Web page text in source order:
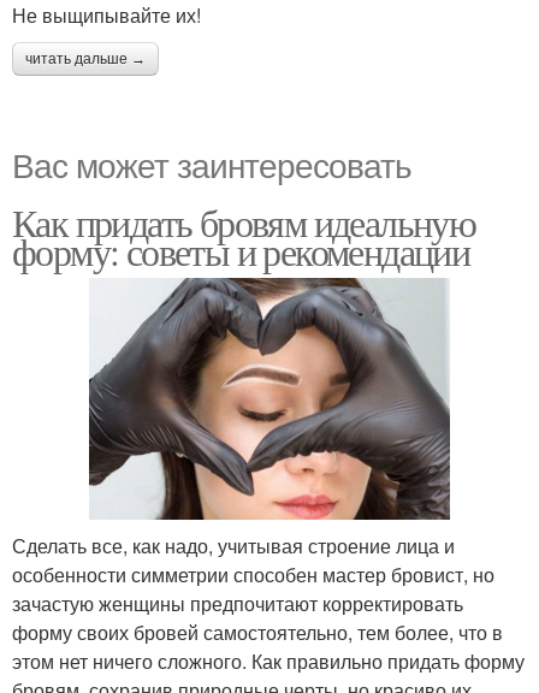
Не выщипывайте их!
читать дальше →
Вас может заинтересовать
Как придать бровям идеальную
форму: советы и рекомендации
Сделать все, как надо, учитывая строение лица и
особенности симметрии способен мастер бровист, но
зачастую женщины предпочитают корректировать
форму своих бровей самостоятельно, тем более, что в
этом нет ничего сложного. Как правильно придать форму